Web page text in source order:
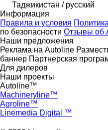
Таджикистан / русский
Информация
Правила и условия
по безопасности Отзывы об
Наши предложения
Реклама на Autoline
баннер Партнерская
Для дилеров
Наши проекты
Autoline™
Machineryline™
Agroline™
Linemedia Digital ™